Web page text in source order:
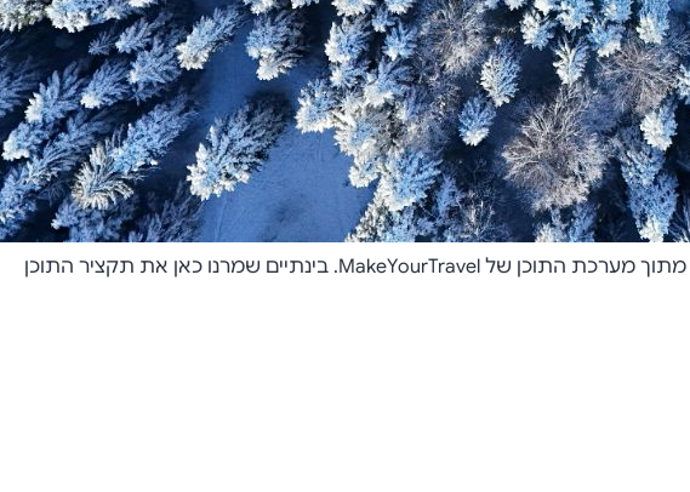
פיסטות ידידותיות, בתי ספר לסקי בעברית ומחירים שמכבדים את התקציב המשפחתי. הכתבה המלאה תעודכן מתוך מערכת התוכן של MakeYourTravel. בינתיים שמרנו כאן את תקציר התוכן